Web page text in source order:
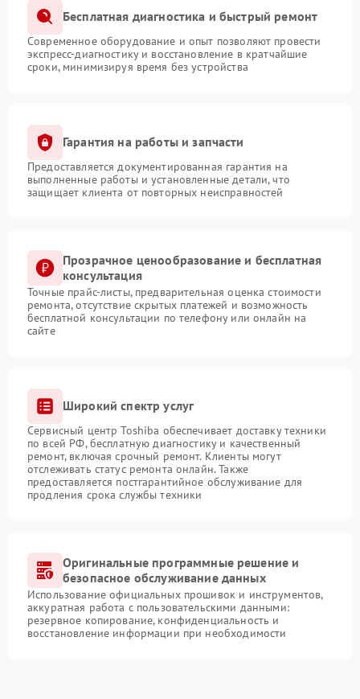
Бесплатная диагностика и быстрый ремонт
Современное оборудование и опыт позволяют провести
экспресс-диагностику и восстановление в кратчайшие
сроки, минимизируя время без устройства
Гарантия на работы и запчасти
Предоставляется документированная гарантия на
выполненные работы и установленные детали, что
защищает клиента от повторных неисправностей
Прозрачное ценообразование и бесплатная
консультация
Точные прайс-листы, предварительная оценка стоимости
ремонта, отсутствие скрытых платежей и возможность
бесплатной консультации по телефону или онлайн на
сайте
Широкий спектр услуг
Сервисный центр Toshiba обеспечивает доставку техники
по всей РФ, бесплатную диагностику и качественный
ремонт, включая срочный ремонт. Клиенты могут
отслеживать статус ремонта онлайн. Также
предоставляется постгарантийное обслуживание для
продления срока службы техники
Оригинальные программные решение и
безопасное обслуживание данных
Использование официальных прошивок и инструментов,
аккуратная работа с пользовательскими данными:
резервное копирование, конфиденциальность и
восстановление информации при необходимости